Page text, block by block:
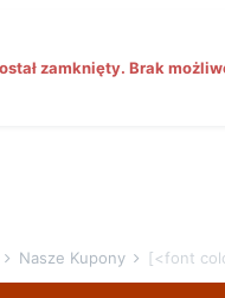
zamknięty. Brak
Nasze Kupony [<font